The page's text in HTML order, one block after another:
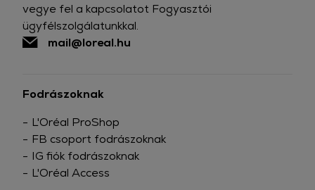
vegye fel a kapcsolatot Fogyasztói
ügyfélszolgálatunkkal.
mail@loreal.hu
Fodrászoknak
L'Oréal ProShop
FB csoport fodrászoknak
IG fiók fodrászoknak
L'Oréal Access